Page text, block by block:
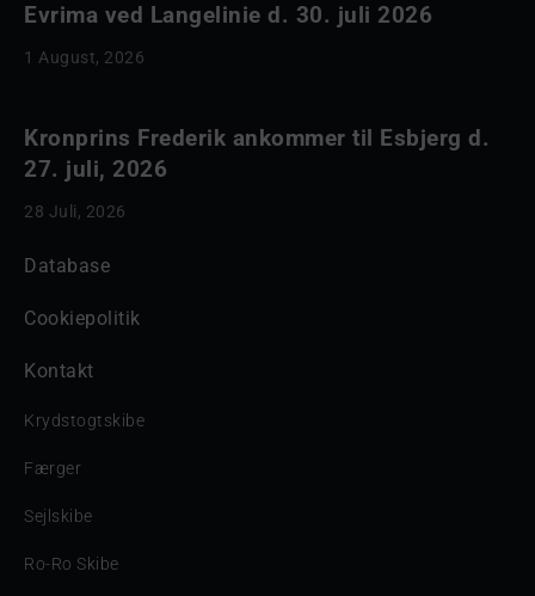
Evrima ved Langelinie d. 30. juli 2026
1 August, 2026
Kronprins Frederik ankommer til Esbjerg d.
27. juli, 2026
28 Juli, 2026
Database
Cookiepolitik
Kontakt
Krydstogtskibe
Færger
Sejlskibe
Ro-Ro Skibe